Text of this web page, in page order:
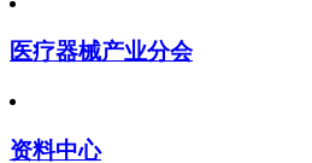
医疗器械产业分会
资料中心